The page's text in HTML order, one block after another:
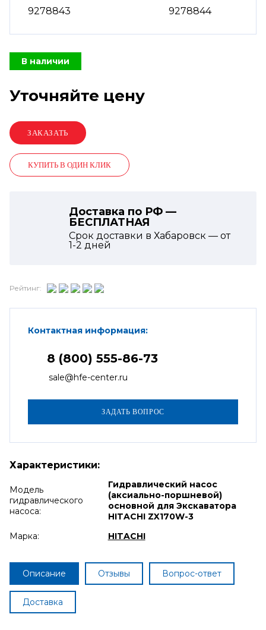
9278843 9278844
В наличии
Уточняйте цену
КУПИТЬ В ОДИН КЛИК
Доставка по РФ —
БЕСПЛАТНАЯ
Срок доставки в Хабаровск — от
1-2 дней
Рейтинг:
Контактная информация:
8 (800) 555-86-73
sale@hfe-center.ru
Характеристики:
Модель
гидравлического
насоса:
Гидравлический насос
(аксиально-поршневой)
основной для Экскаватора
HITACHI ZX170W-3
Марка:
HITACHI
Описание Отзывы Вопрос-ответ
Доставка